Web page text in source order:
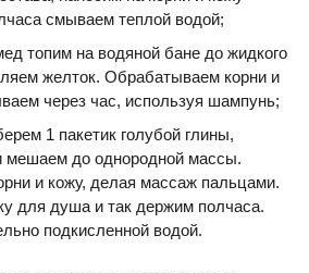
смываем теплой водой;
топим на водяной бане до жидкого
желток. Обрабатываем корни и
через час, используя шампунь;
1 пакетик голубой глины,
мешаем до однородной массы.
и кожу, делая массаж пальцами.
для душа и так держим полчаса.
подкисленной водой.